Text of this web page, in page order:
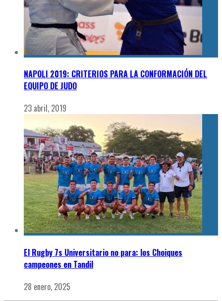
NAPOLI 2019: CRITERIOS PARA LA CONFORMACIÓN DEL
EQUIPO DE JUDO
23 abril, 2019
El Rugby 7s Universitario no para: los Choiques
campeones en Tandil
28 enero, 2025